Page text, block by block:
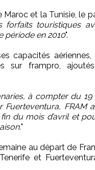
et la Tunisie, le
touristiques
période en 2010".
capacités
sur frampro,
à compter du
FRAM
du mois d’avril et
"
au départ de
et